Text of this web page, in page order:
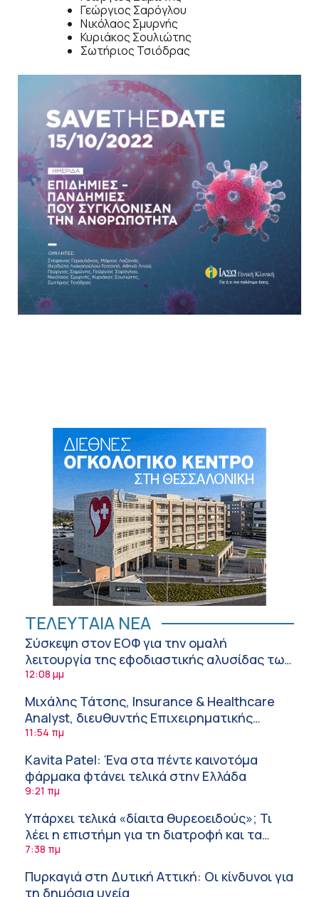
Γεώργιος Σαρόγλου
Νικόλαος Σμυρνής
Κυριάκος Σουλιώτης
Σωτήριος Τσιόδρας
ΤΕΛΕΥΤΑΙΑ ΝΕΑ
Σύσκεψη στον ΕΟΦ για την ομαλή
λειτουργία της εφοδιαστικής αλυσίδας των
φαρμάκων στη διάρκεια του καλοκαιριού
12:08 μμ
Μιχάλης Τάτσης, Insurance & Healthcare
Analyst, διευθυντής Επιχειρηματικής
Ανάπτυξης Ομίλου HHG
11:54 πμ
Kavita Patel: Ένα στα πέντε καινοτόμα
φάρμακα φτάνει τελικά στην Ελλάδα
9:21 πμ
Υπάρχει τελικά «δίαιτα θυρεοειδούς»; Τι
λέει η επιστήμη για τη διατροφή και τα
συμπληρώματα
7:38 πμ
Πυρκαγιά στη Δυτική Αττική: Οι κίνδυνοι για
τη δημόσια υγεία